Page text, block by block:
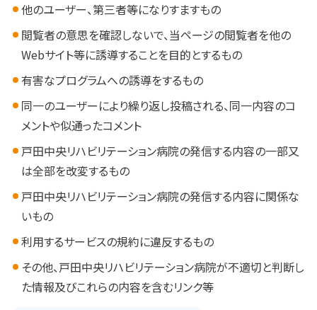
他のユーザー、第三者等になりすますもの
閲覧者の意思を確認しないで、当ページの閲覧者を他の
Webサイト等に誘導することを目的とするもの
有害なプログラムへの誘導をするもの
同一のユーザーにより繰り返し投稿される、同一内容のコ
メントや似通ったコメント
戸田中央リハビリテーション病院の発信する内容の一部又
は全部を改変するもの
戸田中央リハビリテーション病院の発信する内容に関係な
いもの
利用するサービスの規約に違反するもの
その他、戸田中央リハビリテーション病院が不適切と判断し
た情報及びこれらの内容を含むリンク等